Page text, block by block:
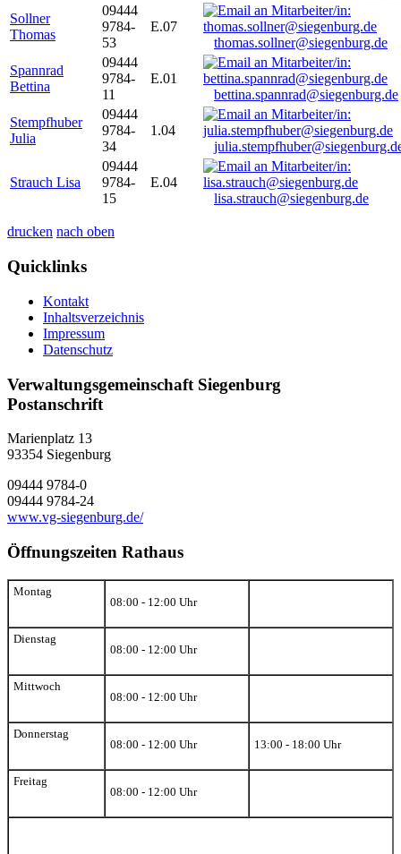
Sollner
Thomas
09444
9784-
53
E.07
thomas.sollner@siegenburg.de
Spannrad
Bettina
09444
9784-
11
E.01
bettina.spannrad@siegenburg.de
Stempfhuber
Julia
09444
9784-
34
1.04
Strauch Lisa
09444
9784-
15
E.04
lisa.strauch@siegenburg.de
drucken nach oben
Quicklinks
Kontakt
Inhaltsverzeichnis
Impressum
Datenschutz
Verwaltungsgemeinschaft Siegenburg
Postanschrift
Marienplatz 13
93354 Siegenburg
09444 9784-0
09444 9784-24
www.vg-siegenburg.de/
Öffnungszeiten Rathaus
Montag
08:00 - 12:00 Uhr
Dienstag
08:00 - 12:00 Uhr
Mittwoch
08:00 - 12:00 Uhr
Donnerstag
08:00 - 12:00 Uhr
13:00 - 18:00 Uhr
Freitag
08:00 - 12:00 Uhr